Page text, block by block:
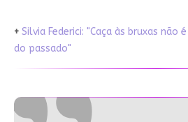
+ Silvia Federici: "Caça às bruxas não
do passado"